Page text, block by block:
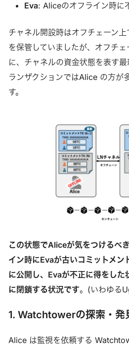
Eva: Aliceのオフライン時に
チャネル開設時はオフチェーン
を保管していましたが、オフチ
に、チャネルの資金状態を表す
ランザクションではAlice の方が
す。
この状態でAliceが気をつけるべ
イン時にEvaが古いコミットメン
に公開し、Evaが不正に得をした
に閉鎖する状況です。(いわゆる
1. Watchtowerの探索・発
Alice は監視を依頼する